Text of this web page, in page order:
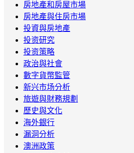
房地產和房屋市場
房地產與住房市場
投資與房地產
投资研究
投资策略
政治與社會
數字貨幣監管
新兴市场分析
旅遊與財務規劃
歷史與文化
海外銀行
漏洞分析
澳洲政策